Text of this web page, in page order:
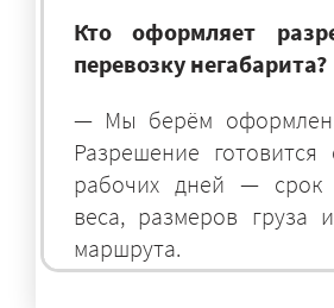
Кто оформляет
перевозку негабарита?
— Мы берём
Разрешение
рабочих дней — срок
веса, размеров груза
маршрута.